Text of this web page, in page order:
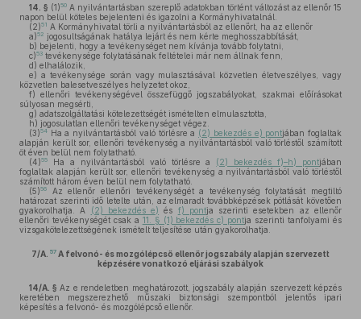
14. § (1)50 A nyilvántartásban szereplő adatokban történt változást az ellenőr 15
napon belül köteles bejelenteni és igazolni a Kormányhivatalnál.
(2)51 A Kormányhivatal törli a nyilvántartásból az ellenőrt, ha az ellenőr
a)52 jogosultságának hatálya lejárt és nem kérte meghosszabbítását,
b) bejelenti, hogy a tevékenységet nem kívánja tovább folytatni,
c)53 tevékenysége folytatásának feltételei már nem állnak fenn,
d) elhalálozik,
e) a tevékenysége során vagy mulasztásával közvetlen életveszélyes, vagy
közvetlen balesetveszélyes helyzetet okoz,
f) ellenőri tevékenységével összefüggő jogszabályokat, szakmai előírásokat
súlyosan megsérti,
g) adatszolgáltatási kötelezettségét ismételten elmulasztotta,
h) jogosulatlan ellenőri tevékenységet végez.
(3)54 Ha a nyilvántartásból való törlésre a (2) bekezdés e) pontjában foglaltak
alapján került sor, ellenőri tevékenység a nyilvántartásból való törléstől számított
öt éven belül nem folytatható.
(4)55 Ha a nyilvántartásból való törlésre a (2) bekezdés f)–h) pontjában
foglaltak alapján került sor, ellenőri tevékenység a nyilvántartásból való törléstől
számított három éven belül nem folytatható.
(5)56
Az ellenőr ellenőri tevékenységét a tevékenység folytatását megtiltó
határozat szerinti idő letelte után, az elmaradt továbbképzések pótlását követően
gyakorolhatja. A
(2) bekezdés e) és f) pontja szerinti esetekben az ellenőr
ellenőri tevékenységét csak a 11. § (1) bekezdés c) pontja szerinti tanfolyami és
vizsgakötelezettségének ismételt teljesítése után gyakorolhatja.
7/A. 57 A felvonó- és mozgólépcső ellenőr jogszabály alapján szervezett
képzésére vonatkozó eljárási szabályok
14/A. § Az e rendeletben meghatározott, jogszabály alapján szervezett képzés
keretében megszerezhető műszaki biztonsági szempontból jelentős ipari
képesítés a felvonó- és mozgólépcső ellenőr.